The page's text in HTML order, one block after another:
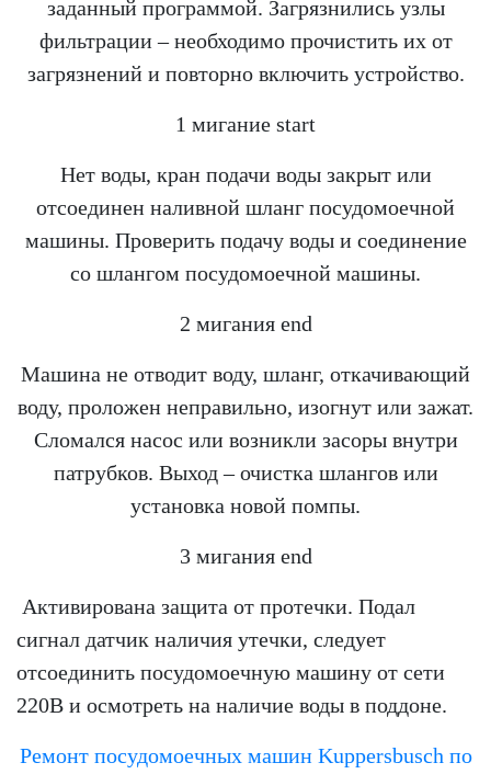
заданный программой. Загрязнились узлы
фильтрации – необходимо прочистить их от
загрязнений и повторно включить устройство.
1 мигание start
Нет воды, кран подачи воды закрыт или
отсоединен наливной шланг посудомоечной
машины. Проверить подачу воды и соединение
со шлангом посудомоечной машины.
2 мигания end
Машина не отводит воду, шланг, откачивающий
воду, проложен неправильно, изогнут или зажат.
Сломался насос или возникли засоры внутри
патрубков. Выход – очистка шлангов или
установка новой помпы.
3 мигания end
Активирована защита от протечки. Подал
сигнал датчик наличия утечки, следует
отсоединить посудомоечную машину от сети
220В и осмотреть на наличие воды в поддоне.
Ремонт посудомоечных машин Kuppersbusch по